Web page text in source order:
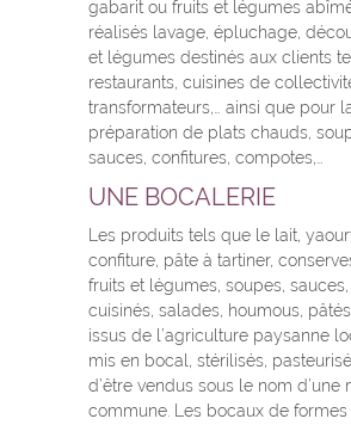
gabarit ou fruits et légumes
réalisés lavage, épluchage,
et légumes destinés aux clients
restaurants, cuisines de
transformateurs,… ainsi que pour
préparation de plats chauds,
sauces, confitures, compotes,…
UNE BOCALERIE
Les produits tels que le lait,
confiture, pâte à tartiner,
fruits et légumes, soupes,
cuisinés, salades, houmous, pâtés,
issus de l’agriculture paysanne
mis en bocal, stérilisés,
d’être vendus sous le nom d’une
commune. Les bocaux de